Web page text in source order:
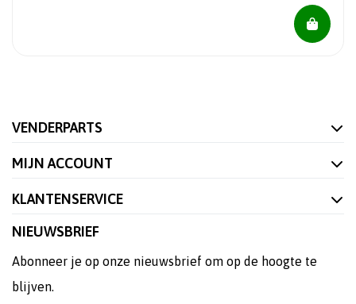
VENDERPARTS
MIJN ACCOUNT
KLANTENSERVICE
NIEUWSBRIEF
Abonneer je op onze nieuwsbrief om op de hoogte te
blijven.